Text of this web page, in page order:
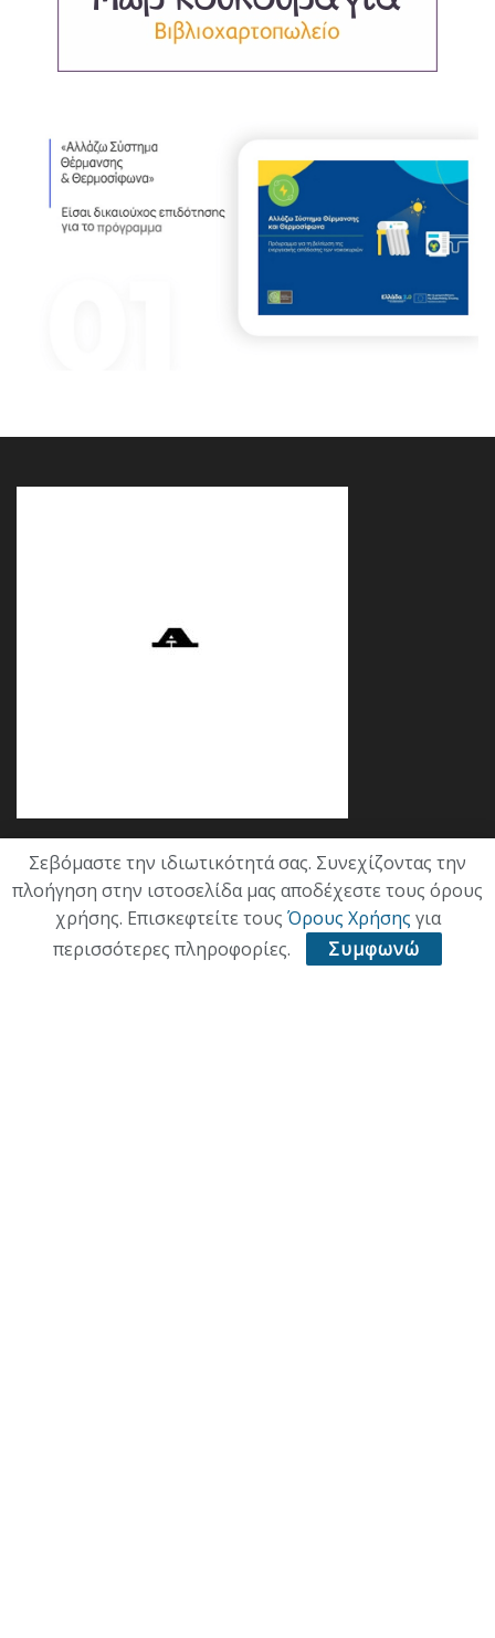
Κατηγορίες
ΕΠΙΚΑΙΡΟΤΗΤΑ
Σεβόμαστε την ιδιωτικότητά σας. Συνεχίζοντας την
πλοήγηση στην ιστοσελίδα μας αποδέχεστε τους όρους
χρήσης. Επισκεφτείτε τους Όρους Χρήσης για
περισσότερες πληροφορίες.
Συμφωνώ